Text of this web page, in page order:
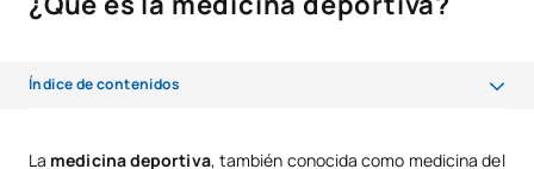
Índice de contenidos
La medicina deportiva, también conocida como medicina del